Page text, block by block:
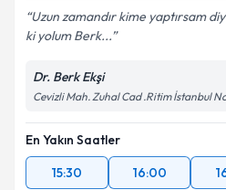
Uzun zamandır kime yaptırsam
ki yolum Berk...
Dr. Berk Ekşi
Cevizli Mah. Zuhal Cad .Ritim İstanbul
En Yakın Saatler
15:30
16:00